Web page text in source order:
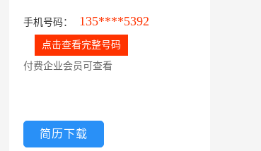
手机号码： 135****5392
点击查看完整号码
付费企业会员可查看
简历下载